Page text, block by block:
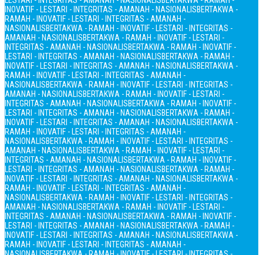
INOVATIF - LESTARI - INTEGRITAS - AMANAH - NASIONALISBERTAKWA -
RAMAH - INOVATIF - LESTARI - INTEGRITAS - AMANAH -
NASIONALISBERTAKWA - RAMAH - INOVATIF - LESTARI - INTEGRITAS -
AMANAH - NASIONALISBERTAKWA - RAMAH - INOVATIF - LESTARI -
INTEGRITAS - AMANAH - NASIONALISBERTAKWA - RAMAH - INOVATIF -
LESTARI - INTEGRITAS - AMANAH - NASIONALISBERTAKWA - RAMAH -
INOVATIF - LESTARI - INTEGRITAS - AMANAH - NASIONALISBERTAKWA -
RAMAH - INOVATIF - LESTARI - INTEGRITAS - AMANAH -
NASIONALISBERTAKWA - RAMAH - INOVATIF - LESTARI - INTEGRITAS -
AMANAH - NASIONALISBERTAKWA - RAMAH - INOVATIF - LESTARI -
INTEGRITAS - AMANAH - NASIONALISBERTAKWA - RAMAH - INOVATIF -
LESTARI - INTEGRITAS - AMANAH - NASIONALISBERTAKWA - RAMAH -
INOVATIF - LESTARI - INTEGRITAS - AMANAH - NASIONALISBERTAKWA -
RAMAH - INOVATIF - LESTARI - INTEGRITAS - AMANAH -
NASIONALISBERTAKWA - RAMAH - INOVATIF - LESTARI - INTEGRITAS -
AMANAH - NASIONALISBERTAKWA - RAMAH - INOVATIF - LESTARI -
INTEGRITAS - AMANAH - NASIONALISBERTAKWA - RAMAH - INOVATIF -
LESTARI - INTEGRITAS - AMANAH - NASIONALISBERTAKWA - RAMAH -
INOVATIF - LESTARI - INTEGRITAS - AMANAH - NASIONALISBERTAKWA -
RAMAH - INOVATIF - LESTARI - INTEGRITAS - AMANAH -
NASIONALISBERTAKWA - RAMAH - INOVATIF - LESTARI - INTEGRITAS -
AMANAH - NASIONALISBERTAKWA - RAMAH - INOVATIF - LESTARI -
INTEGRITAS - AMANAH - NASIONALISBERTAKWA - RAMAH - INOVATIF -
LESTARI - INTEGRITAS - AMANAH - NASIONALISBERTAKWA - RAMAH -
INOVATIF - LESTARI - INTEGRITAS - AMANAH - NASIONALISBERTAKWA -
RAMAH - INOVATIF - LESTARI - INTEGRITAS - AMANAH -